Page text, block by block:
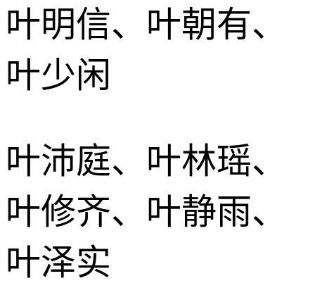
叶明信、叶朝有、
叶少闲
叶沛庭、叶林瑶、
叶修齐、叶静雨、
叶泽实